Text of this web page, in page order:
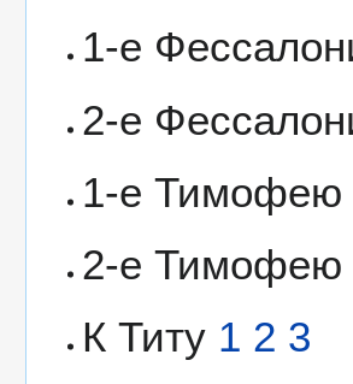
1-е
2-е
1-е
2-е
К Титу 1 2 3